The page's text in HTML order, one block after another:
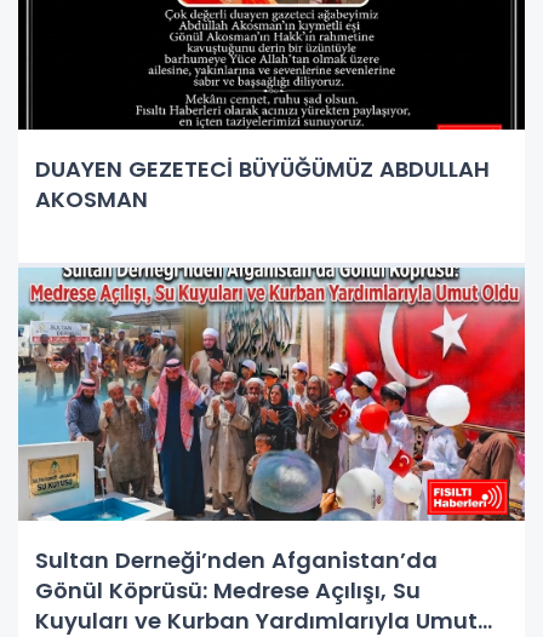
DUAYEN GEZETECİ BÜYÜĞÜMÜZ ABDULLAH
AKOSMAN
Sultan Derneği’nden Afganistan’da
Gönül Köprüsü: Medrese Açılışı, Su
Kuyuları ve Kurban Yardımlarıyla Umut